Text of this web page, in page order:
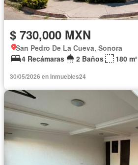
$ 730,000 MXN
San Pedro De La Cueva, Sonora
4 Recámaras
2 Baños 180 m²
30/05/2026 en Inmuebles24